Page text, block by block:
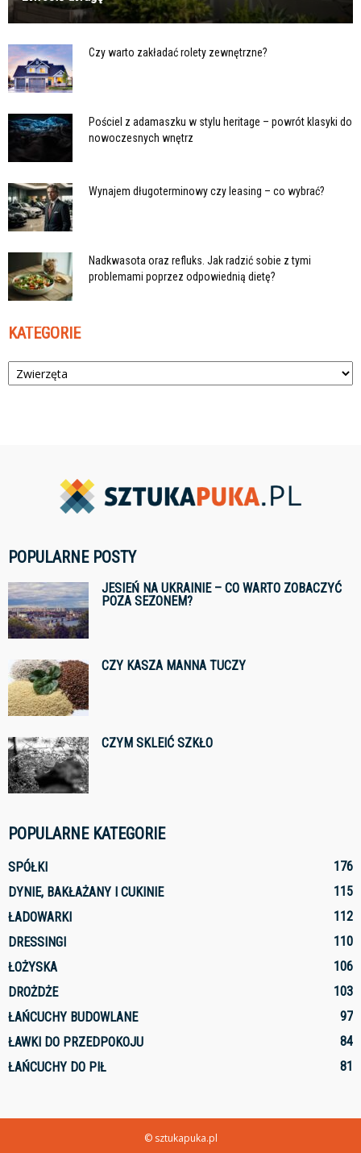
Czy warto zakładać rolety zewnętrzne?
Pościel z adamaszku w stylu heritage – powrót klasyki do
nowoczesnych wnętrz
Wynajem długoterminowy czy leasing – co wybrać?
Nadkwasota oraz refluks. Jak radzić sobie z tymi
problemami poprzez odpowiednią dietę?
KATEGORIE
Kategorie
POPULARNE POSTY
JESIEŃ NA UKRAINIE – CO WARTO ZOBACZYĆ
POZA SEZONEM?
CZY KASZA MANNA TUCZY
CZYM SKLEIĆ SZKŁO
POPULARNE KATEGORIE
SPÓŁKI
176
DYNIE, BAKŁAŻANY I CUKINIE
115
ŁADOWARKI
112
DRESSINGI
110
ŁOŻYSKA
106
DROŻDŻE
103
ŁAŃCUCHY BUDOWLANE
97
ŁAWKI DO PRZEDPOKOJU
84
ŁAŃCUCHY DO PIŁ
81
© sztukapuka.pl